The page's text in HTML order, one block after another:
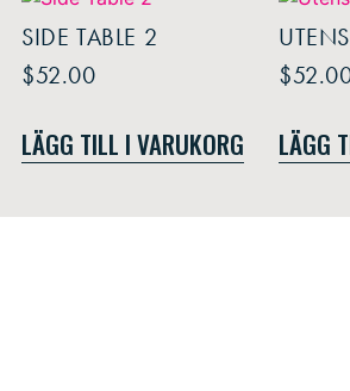
SIDE TABLE 2
$52.00
LÄGG TILL I VARUKORG
$
LÄGG